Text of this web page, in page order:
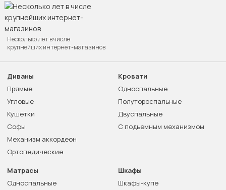
Несколько лет в числе
крупнейших интернет-магазинов
Диваны
Прямые
Угловые
Кушетки
Софы
Механизм аккордеон
Ортопедические
Кровати
Односпальные
Полутороспальные
Двуспальные
С подъемным механизмом
Матрасы
Односпальные
Шкафы
Шкафы-купе